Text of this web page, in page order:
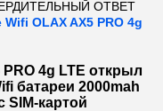
ОТВЕТ
OLAX AX5 PRO 4g
4g LTE открыл
батареи 2000mah
картой